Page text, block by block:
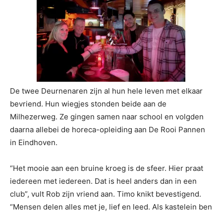
De twee Deurnenaren zijn al hun hele leven met elkaar
bevriend. Hun wiegjes stonden beide aan de
Milhezerweg. Ze gingen samen naar school en volgden
daarna allebei de horeca-opleiding aan De Rooi Pannen
in Eindhoven.
“Het mooie aan een bruine kroeg is de sfeer. Hier praat
iedereen met iedereen. Dat is heel anders dan in een
club”, vult Rob zijn vriend aan. Timo knikt bevestigend.
“Mensen delen alles met je, lief en leed. Als kastelein ben